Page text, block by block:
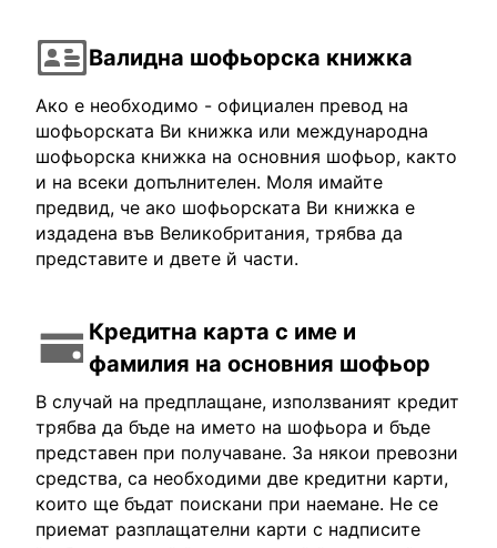
Валидна шофьорска книжка
Ако е необходимо - официален превод на
шофьорската Ви книжка или международна
шофьорска книжка на основния шофьор, както
и на всеки допълнителен. Моля имайте
предвид, че ако шофьорската Ви книжка е
издадена във Великобритания, трябва да
представите и двете й части.
Кредитна карта с име и
фамилия на основния шофьор
В случай на предплащане, използваният кредит
трябва да бъде на името на шофьора и бъде
представен при получаване. За някои превозни
средства, са необходими две кредитни карти,
които ще бъдат поискани при наемане. Не се
приемат разплащателни карти с надписите